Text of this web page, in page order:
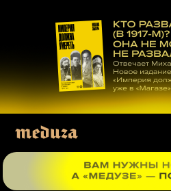
материалам